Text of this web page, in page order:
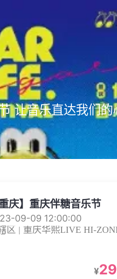
让音乐直达我们的
重庆】重庆伴糖音乐节
09-09 12:00:00
区 | 重庆华熙LIVE HI-
¥